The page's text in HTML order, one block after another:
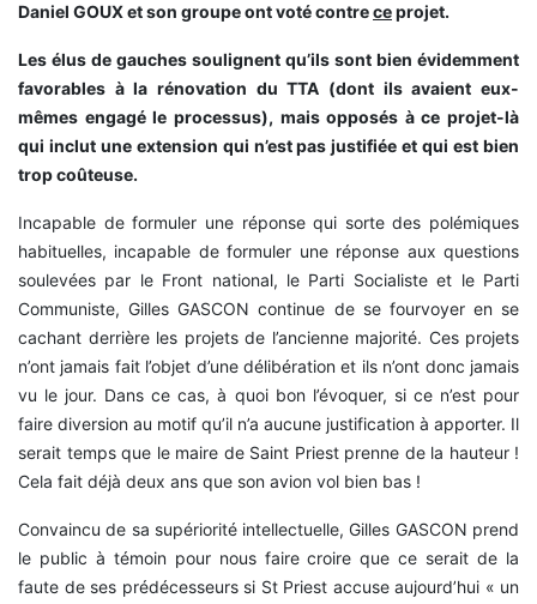
Daniel GOUX et son groupe ont voté contreceprojet.
Les élus de gauches soulignent qu’ils sont bien évidemment
favorables à la rénovation du TTA (dont ils avaient eux-
mêmes engagé le processus), mais opposés à ce projet-là
qui inclut une extension qui n’est pas justifiée et qui est bien
trop coûteuse.
Incapable de formuler une réponse qui sorte des polémiques
habituelles, incapable de formuler une réponse aux questions
soulevées par le Front national, le Parti Socialiste et le Parti
Communiste, Gilles GASCON continue de se fourvoyer en se
cachant derrière les projets de l’ancienne majorité. Ces projets
n’ont jamais fait l’objet d’une délibération et ils n’ont donc jamais
vu le jour. Dans ce cas, à quoi bon l’évoquer, si ce n’est pour
faire diversion au motif qu’il n’a aucune justification à apporter. Il
serait temps que le maire de Saint Priest prenne de la hauteur !
Cela fait déjà deux ans que son avion vol bien bas !
Convaincu de sa supériorité intellectuelle, Gilles GASCON prend
le public à témoin pour nous faire croire que ce serait de la
faute de ses prédécesseurs si St Priest accuse aujourd’hui « un